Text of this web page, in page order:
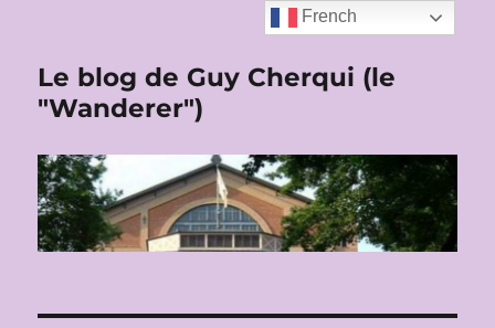
Le blog de Guy Cherqui (le
"Wanderer")
French